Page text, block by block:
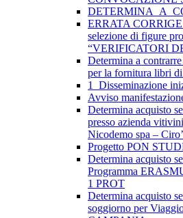
ERRATA
selezione di figure
“VERIFICATORI
Determina a
per la fornitura libri di
1_Disseminazione
Avviso
Determina acquisto
presso azienda
Nicodemo spa –
Progetto PON
Determina acquisto
Programma
1 PROT
Determina acquisto
soggiorno per